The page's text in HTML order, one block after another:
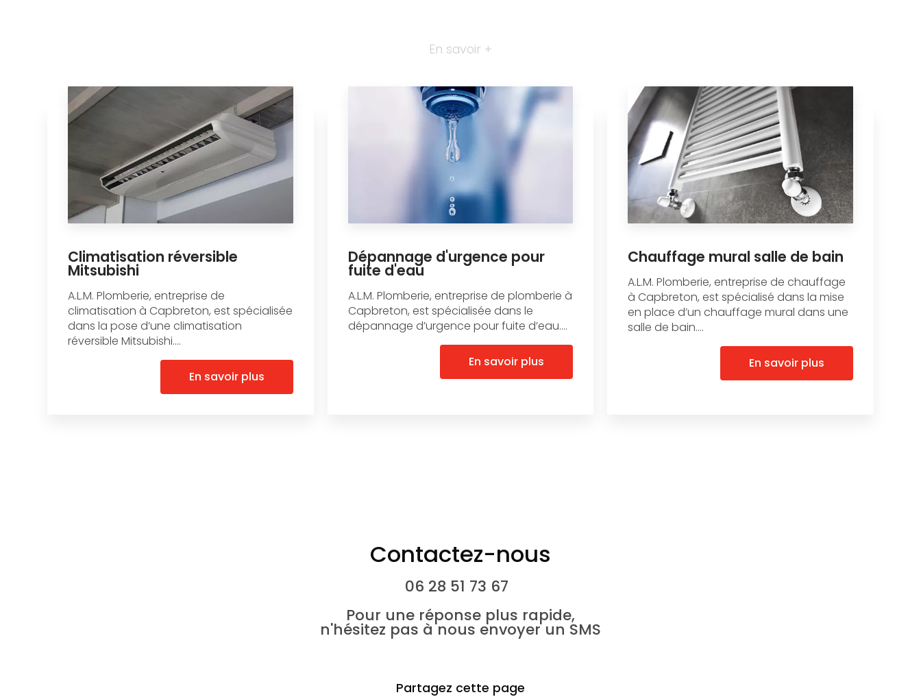
En savoir +
Climatisation réversible
Mitsubishi
A.L.M. Plomberie, entreprise de
climatisation à Capbreton, est spécialisée
dans la pose d’une climatisation
réversible Mitsubishi....
En savoir plus
Dépannage d'urgence pour
fuite d'eau
A.L.M. Plomberie, entreprise de plomberie à
Capbreton, est spécialisée dans le
dépannage d’urgence pour fuite d’eau....
En savoir plus
Chauffage mural salle de bain
A.L.M. Plomberie, entreprise de chauffage
à Capbreton, est spécialisé dans la mise
en place d’un chauffage mural dans une
salle de bain....
En savoir plus
Contactez-nous
06 28 51 73 67
Pour une réponse plus rapide,
n'hésitez pas à nous envoyer un SMS
Partagez cette page